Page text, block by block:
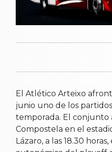
El Atlético Arteixo
junio uno de los
temporada. El conjunto
Compostela en el
Lázaro, a las 18.30